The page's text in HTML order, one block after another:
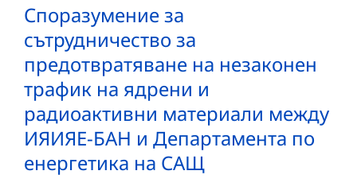
Споразумение за
сътрудничество за
предотвратяване на незаконен
трафик на ядрени и
радиоактивни материали между
ИЯИЯЕ-БАН и Департамента по
енергетика на САЩ